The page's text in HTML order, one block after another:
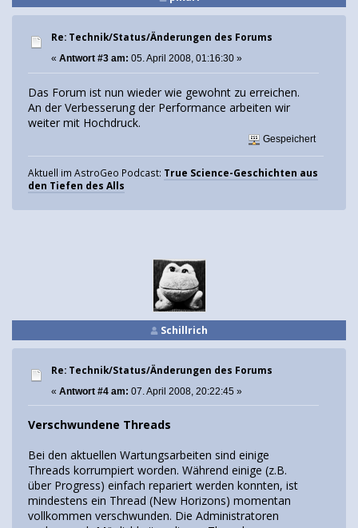
Re: Technik/Status/Änderungen des Forums
« Antwort #3 am: 05. April 2008, 01:16:30 »
Das Forum ist nun wieder wie gewohnt zu erreichen.
An der Verbesserung der Performance arbeiten wir
weiter mit Hochdruck.
Gespeichert
Aktuell im AstroGeo Podcast: True Science-Geschichten aus
den Tiefen des Alls
Schillrich
Re: Technik/Status/Änderungen des Forums
« Antwort #4 am: 07. April 2008, 20:22:45 »
Verschwundene Threads
Bei den aktuellen Wartungsarbeiten sind einige
Threads korrumpiert worden. Während einige (z.B.
über Progress) einfach repariert werden konnten, ist
mindestens ein Thread (New Horizons) momentan
vollkommen verschwunden. Die Administratoren